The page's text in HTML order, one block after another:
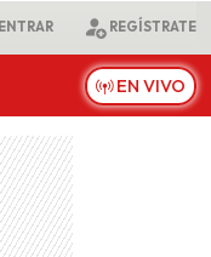
ENTRAR REGÍSTRATE
EN VIVO